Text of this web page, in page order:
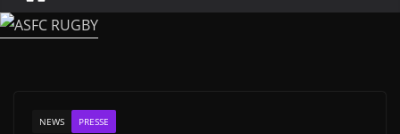
NEWS PRESSE